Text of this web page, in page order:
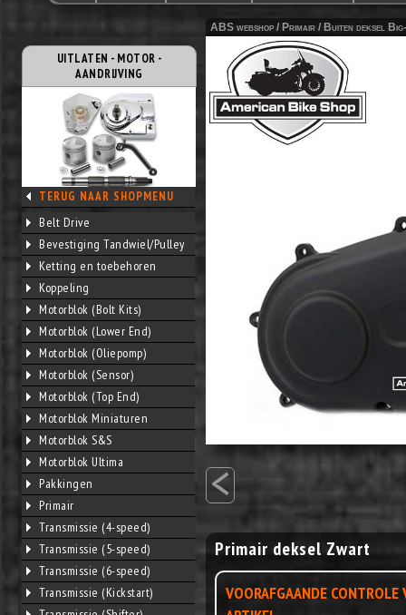
UITLATEN - MOTOR -
AANDRIJVING
TERUG NAAR SHOPMENU
Belt Drive
Bevestiging Tandwiel/Pulley
Ketting en toebehoren
Koppeling
Motorblok (Bolt Kits)
Motorblok (Lower End)
Motorblok (Oliepomp)
Motorblok (Sensor)
Motorblok (Top End)
Motorblok Miniaturen
Motorblok S&S
Motorblok Ultima
Pakkingen
Primair
Transmissie (4-speed)
Transmissie (5-speed)
Transmissie (6-speed)
Transmissie (Kickstart)
ABS webshop / Primair / Buiten deksel
<
Primair deksel Zwart
VOORAFGAANDE CONTROLE